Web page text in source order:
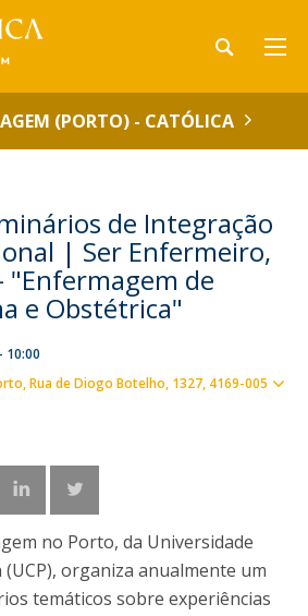
(PORTO) - CATÓLICA
de Integração
| Ser Enfermeiro,
"Enfermagem de
e Obstétrica"
10:00
Rua de Diogo Botelho, 1327 4169-005
no Porto, da Universidade
organiza anualmente um
temáticos sobre experiências